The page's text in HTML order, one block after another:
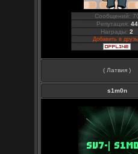
Сообщений:
Репутация: 44
Награды:2
Добавить в
( Латвия )
s1m0n